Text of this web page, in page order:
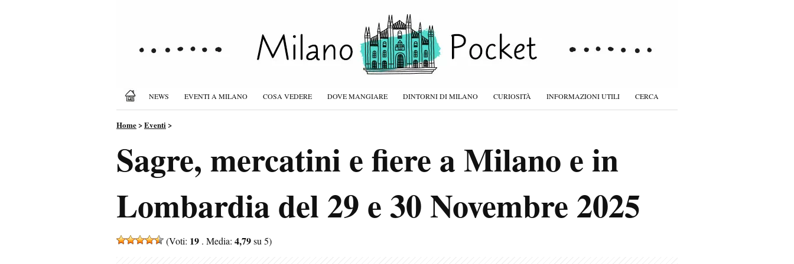
NEWS EVENTI A MILANO COSA VEDERE DOVE MANGIARE DINTORNI DI MILANO CURIOSITÀ INFORMAZIONI UTILI CERCA
Home>Eventi>
Sagre, mercatini e fiere a Milano e in
Lombardia del 29 e 30 Novembre 2025
(Voti: 19 . Media: 4,79su 5)